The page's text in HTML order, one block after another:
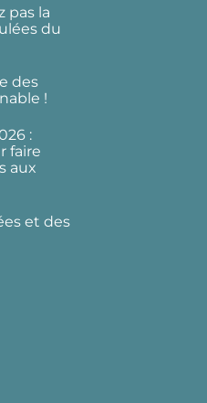
pas la
du
des
!
:
faire
aux
et des